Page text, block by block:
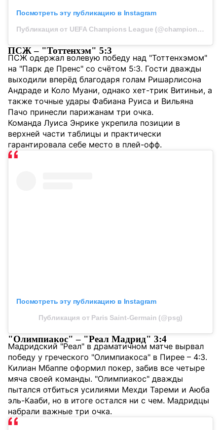
Посмотреть эту публикацию в Instagram
Публикация от UEFA Champions League (@championsleague)
ПСЖ – "Тоттенхэм" 5:3
ПСЖ одержал волевую победу над "Тоттенхэмом"
на "Парк де Пренс" со счётом 5:3. Гости дважды
выходили вперёд благодаря голам Ришарлисона
Андраде и Коло Муани, однако хет-трик Витиньи, а
также точные удары Фабиана Руиса и Вильяна
Пачо принесли парижанам три очка.
Команда Луиса Энрике укрепила позиции в
верхней части таблицы и практически
гарантировала себе место в плей-офф.
Посмотреть эту публикацию в Instagram
Публикация от Paris Saint-Germain (@psg)
"Олимпиакос" – "Реал Мадрид" 3:4
Мадридский "Реал" в драматичном матче вырвал
победу у греческого "Олимпиакоса" в Пирее – 4:3.
Килиан Мбаппе оформил покер, забив все четыре
мяча своей команды. "Олимпиакос" дважды
пытался отбиться усилиями Мехди Тареми и Аюба
эль-Кааби, но в итоге остался ни с чем. Мадридцы
набрали важные три очка.